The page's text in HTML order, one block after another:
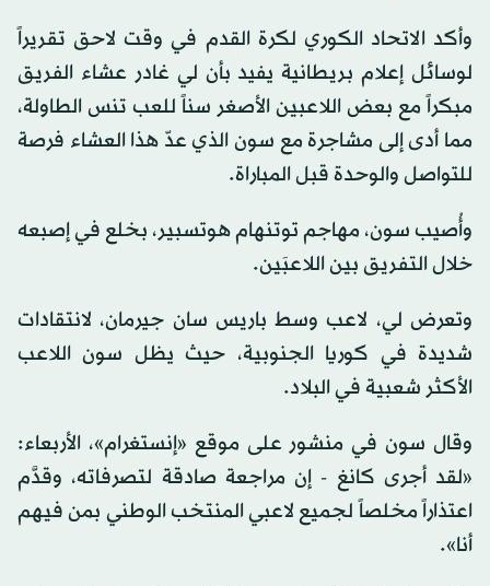
وأكد الاتحاد الكوري لكرة القدم في وقت لاحق تقريراً
لوسائل إعلام بريطانية يفيد بأن لي غادر عشاء الفريق
مبكراً مع بعض اللاعبين الأصغر سناً للعب تنس الطاولة،
مما أدى إلى مشاجرة مع سون الذي عدّ هذا العشاء فرصة
للتواصل والوحدة قبل المباراة.
وأُصيب سون، مهاجم توتنهام هوتسبير، بخلع في إصبعه
خلال التفريق بين اللاعبَين.
وتعرض لي، لاعب وسط باريس سان جيرمان، لانتقادات
شديدة في كوريا الجنوبية، حيث يظل سون اللاعب
الأكثر شعبية في البلاد.
وقال سون في منشور على موقع «إنستغرام»، الأربعاء:
«لقد أجرى كانغ - إن مراجعة صادقة لتصرفاته، وقدَّم
اعتذاراً مخلصاً لجميع لاعبي المنتخب الوطني بمن فيهم
أنا».